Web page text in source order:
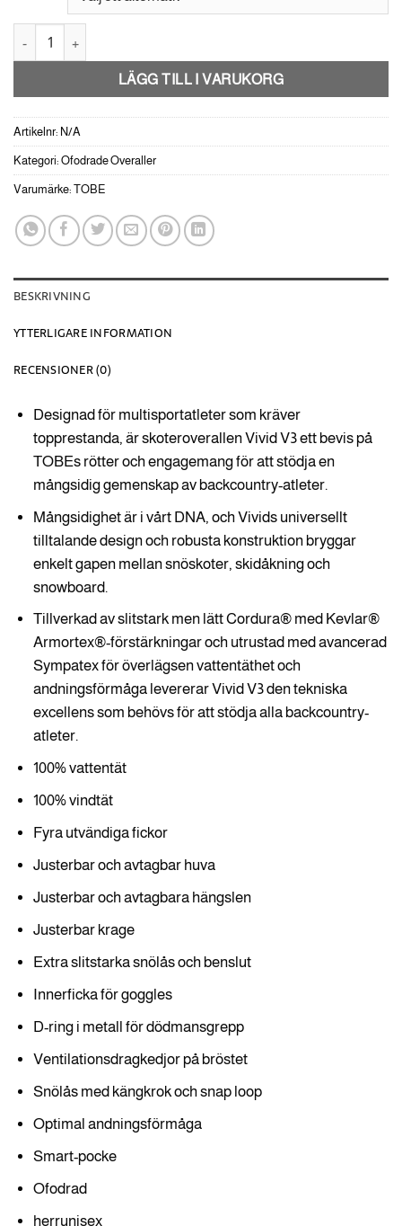
LÄGG TILL I VARUKORG
Artikelnr: N/A
Kategori: Ofodrade Overaller
Varumärke: TOBE
BESKRIVNING
YTTERLIGARE INFORMATION
RECENSIONER (0)
Designad för multisportatleter som kräver
topprestanda, är skoteroverallen Vivid V3 ett bevis på
TOBEs rötter och engagemang för att stödja en
mångsidig gemenskap av backcountry-atleter.
Mångsidighet är i vårt DNA, och Vivids universellt
tilltalande design och robusta konstruktion bryggar
enkelt gapen mellan snöskoter, skidåkning och
snowboard.
Tillverkad av slitstark men lätt Cordura® med Kevlar®
Armortex®-förstärkningar och utrustad med avancerad
Sympatex för överlägsen vattentäthet och
andningsförmåga levererar Vivid V3 den tekniska
excellens som behövs för att stödja alla backcountry-
atleter.
100% vattentät
100% vindtät
Fyra utvändiga fickor
Justerbar och avtagbar huva
Justerbar och avtagbara hängslen
Justerbar krage
Extra slitstarka snölås och benslut
Innerficka för goggles
D-ring i metall för dödmansgrepp
Ventilationsdragkedjor på bröstet
Snölås med kängkrok och snap loop
Optimal andningsförmåga
Smart-pocke
Ofodrad
herrunisex